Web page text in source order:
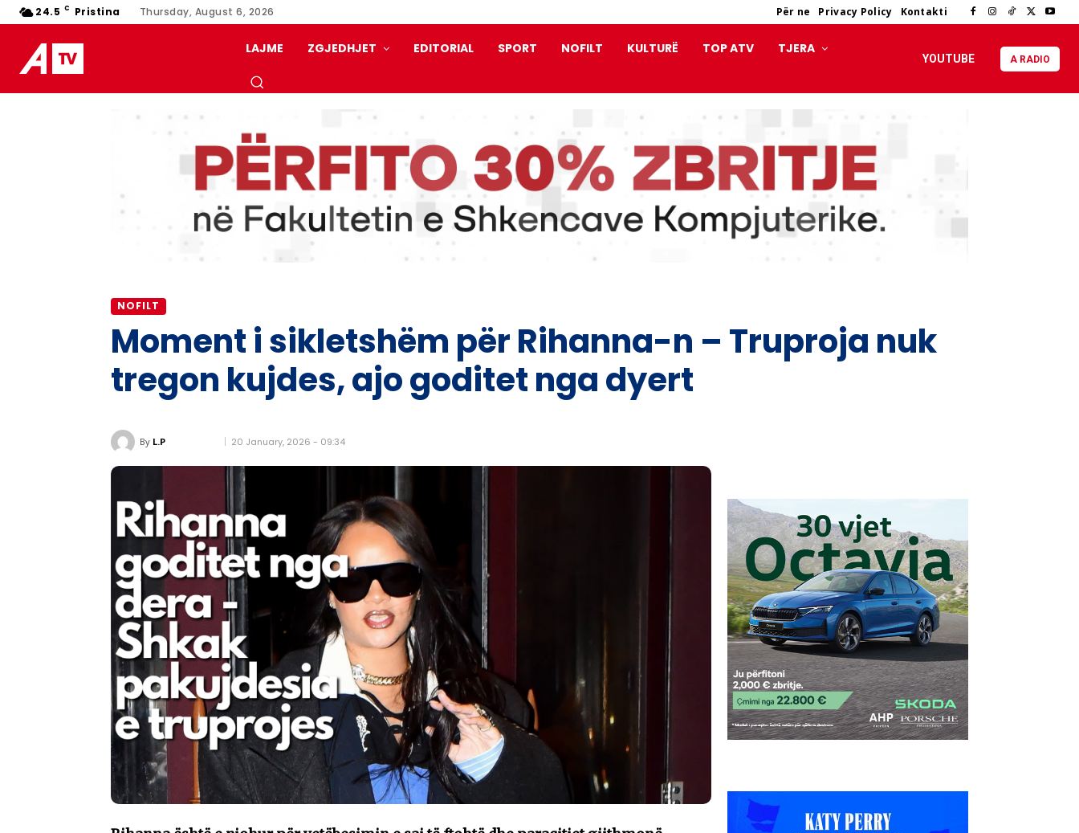
24.5 C Pristina Thursday, August 6, 2026 Për ne Privacy Policy Kontakti
LAJME ZGJEDHJET EDITORIAL SPORT NOFILT KULTURË TOP ATV TJERA
YOUTUBE A RADIO
NOFILT
Moment i sikletshëm për Rihanna-n – Truproja nuk
tregon kujdes, ajo goditet nga dyert
By L.P 20 January, 2026 - 09:34